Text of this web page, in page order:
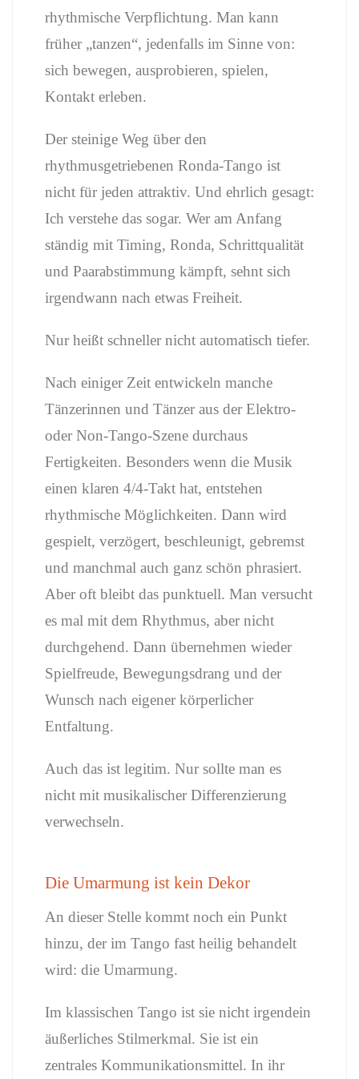
rhythmische Verpflichtung. Man kann
früher „tanzen“, jedenfalls im Sinne von:
sich bewegen, ausprobieren, spielen,
Kontakt erleben.
Der steinige Weg über den
rhythmusgetriebenen Ronda-Tango ist
nicht für jeden attraktiv. Und ehrlich gesagt:
Ich verstehe das sogar. Wer am Anfang
ständig mit Timing, Ronda, Schrittqualität
und Paarabstimmung kämpft, sehnt sich
irgendwann nach etwas Freiheit.
Nur heißt schneller nicht automatisch tiefer.
Nach einiger Zeit entwickeln manche
Tänzerinnen und Tänzer aus der Elektro-
oder Non-Tango-Szene durchaus
Fertigkeiten. Besonders wenn die Musik
einen klaren 4/4-Takt hat, entstehen
rhythmische Möglichkeiten. Dann wird
gespielt, verzögert, beschleunigt, gebremst
und manchmal auch ganz schön phrasiert.
Aber oft bleibt das punktuell. Man versucht
es mal mit dem Rhythmus, aber nicht
durchgehend. Dann übernehmen wieder
Spielfreude, Bewegungsdrang und der
Wunsch nach eigener körperlicher
Entfaltung.
Auch das ist legitim. Nur sollte man es
nicht mit musikalischer Differenzierung
verwechseln.
Die Umarmung ist kein Dekor
An dieser Stelle kommt noch ein Punkt
hinzu, der im Tango fast heilig behandelt
wird: die Umarmung.
Im klassischen Tango ist sie nicht irgendein
äußerliches Stilmerkmal. Sie ist ein
zentrales Kommunikationsmittel. In ihr